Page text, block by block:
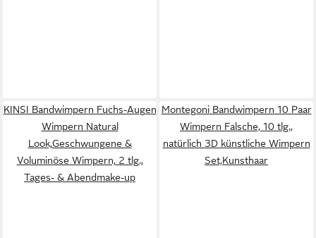
KINSI Bandwimpern Fuchs-Augen
Wimpern Natural
Look,Geschwungene &
Voluminöse Wimpern, 2 tlg.,
Tages- & Abendmake-up
Montegoni Bandwimpern 10 Paar
Wimpern Falsche, 10 tlg.,
natürlich 3D künstliche Wimpern
Set,Kunsthaar